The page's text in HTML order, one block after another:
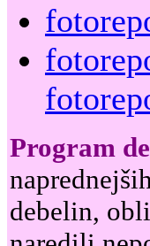
Program
debelin,